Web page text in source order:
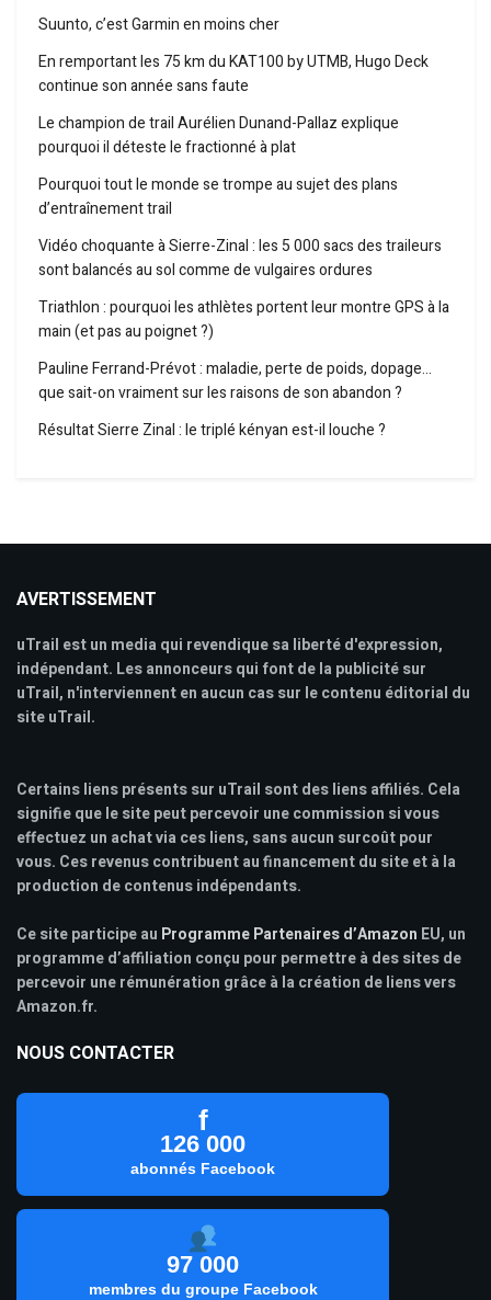
Suunto, c’est Garmin en moins cher
En remportant les 75 km du KAT100 by UTMB, Hugo Deck
continue son année sans faute
Le champion de trail Aurélien Dunand-Pallaz explique
pourquoi il déteste le fractionné à plat
Pourquoi tout le monde se trompe au sujet des plans
d’entraînement trail
Vidéo choquante à Sierre-Zinal : les 5 000 sacs des traileurs
sont balancés au sol comme de vulgaires ordures
Triathlon : pourquoi les athlètes portent leur montre GPS à la
main (et pas au poignet ?)
Pauline Ferrand-Prévot : maladie, perte de poids, dopage…
que sait-on vraiment sur les raisons de son abandon ?
Résultat Sierre Zinal : le triplé kényan est-il louche ?
AVERTISSEMENT
uTrail est un media qui revendique sa liberté d'expression,
indépendant. Les annonceurs qui font de la publicité sur
uTrail, n'interviennent en aucun cas sur le contenu éditorial du
site uTrail.
Certains liens présents sur uTrail sont des liens affiliés. Cela
signifie que le site peut percevoir une commission si vous
effectuez un achat via ces liens, sans aucun surcoût pour
vous. Ces revenus contribuent au financement du site et à la
production de contenus indépendants.
Ce site participe au Programme Partenaires d’Amazon EU, un
programme d’affiliation conçu pour permettre à des sites de
percevoir une rémunération grâce à la création de liens vers
Amazon.fr.
NOUS CONTACTER
f
126 000
abonnés Facebook
97 000
membres du groupe Facebook